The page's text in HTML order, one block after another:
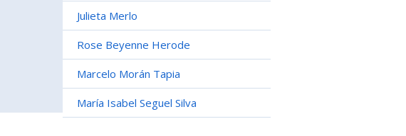
Julieta Merlo
Rose Beyenne Herode
Marcelo Morán Tapia
María Isabel Seguel Silva